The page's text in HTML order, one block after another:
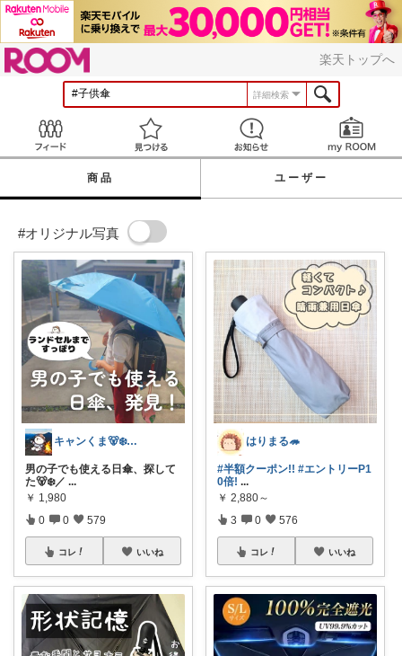
楽天トップへ
詳細検索
見つける お知らせ
商品 ユーザー
#オリジナル写真
キャンくま🐻‍❄️ママのラク暮らし
男の子でも使える日傘、探して
た🐻‍❄️／ ...
￥ 1,980
0 0 579
コレ いいね
はりまる🦔
#半額クーポン!! #エントリーP1
0倍! ...
￥ 2,880～
3 0 576
コレ いいね